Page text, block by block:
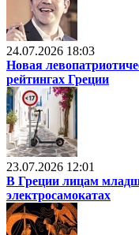
24.07.2026 18:03
Новая
рейтингах Греции
23.07.2026 12:01
В Греции лицам
электросамокатах